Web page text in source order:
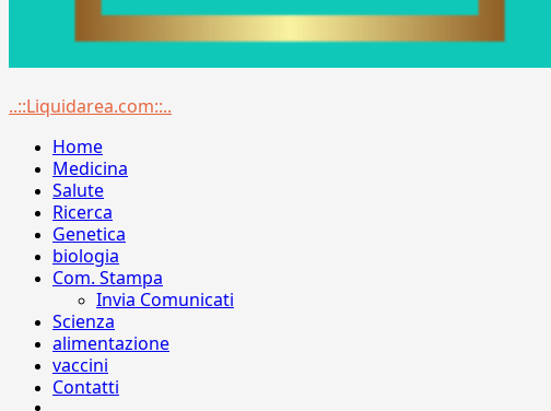
Menu
..::Liquidarea.com::..
Home
Medicina
Salute
Ricerca
Genetica
biologia
Com. Stampa
Invia Comunicati
Scienza
alimentazione
vaccini
Contatti